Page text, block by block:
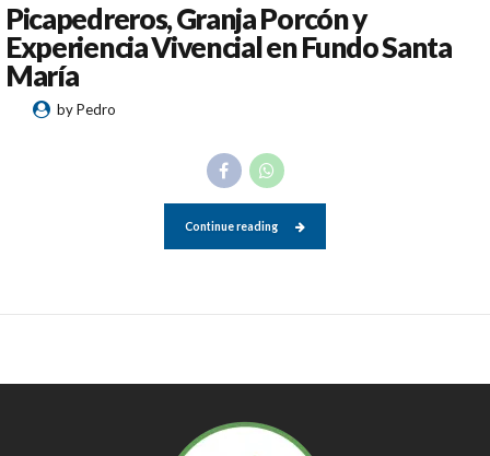
Picapedreros, Granja Porcón y
Experiencia Vivencial en Fundo Santa
María
by Pedro
Continue reading